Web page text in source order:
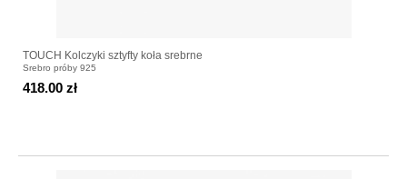
TOUCH Kolczyki sztyfty koła srebrne
Srebro próby 925
418.00 zł